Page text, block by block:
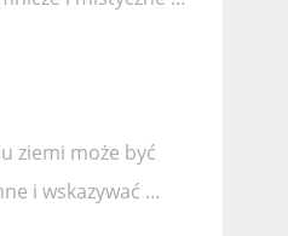
ziemi może być
i wskazywać …